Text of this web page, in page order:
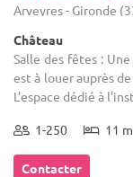
Arveyres - Gironde
Château
Salle des fêtes :
est à louer auprès
L’espace dédié à
1-250 11
Contacter